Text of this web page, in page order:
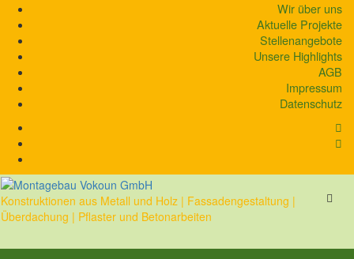
Skip
content
Wir über uns
Aktuelle Projekte
Stellenangebote
Unsere Highlights
AGB
Impressum
Datenschutz
Konstruktionen aus Metall und Holz | Fassadengestaltung |
Überdachung | Pflaster und Betonarbeiten